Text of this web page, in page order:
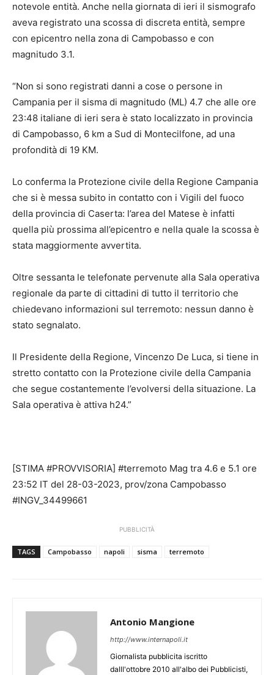
notevole entità. Anche nella giornata di ieri il sismografo
aveva registrato una scossa di discreta entità, sempre
con epicentro nella zona di Campobasso e con
magnitudo 3.1.
“Non si sono registrati danni a cose o persone in
Campania per il sisma di magnitudo (ML) 4.7 che alle ore
23:48 italiane di ieri sera è stato localizzato in provincia
di Campobasso, 6 km a Sud di Montecilfone, ad una
profondità di 19 KM.
Lo conferma la Protezione civile della Regione Campania
che si è messa subito in contatto con i Vigili del fuoco
della provincia di Caserta: l’area del Matese è infatti
quella più prossima all’epicentro e nella quale la scossa è
stata maggiormente avvertita.
Oltre sessanta le telefonate pervenute alla Sala operativa
regionale da parte di cittadini di tutto il territorio che
chiedevano informazioni sul terremoto: nessun danno è
stato segnalato.
Il Presidente della Regione, Vincenzo De Luca, si tiene in
stretto contatto con la Protezione civile della Campania
che segue costantemente l’evolversi della situazione. La
Sala operativa è attiva h24.”
[STIMA #PROVVISORIA] #terremoto Mag tra 4.6 e 5.1 ore
23:52 IT del 28-03-2023, prov/zona Campobasso
#INGV_34499661
PUBBLICITÀ
TAGS Campobasso napoli sisma terremoto
Antonio Mangione
http://www.internapoli.it
Giornalista pubblicita iscritto
dalll'ottobre 2010 all'albo dei Pubblicisti,